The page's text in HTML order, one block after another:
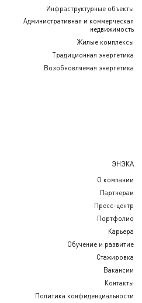
Инфраструктурные объекты
Административная и коммерческая
недвижимость
Жилые комплексы
Традиционная энергетика
Возобновляемая энергетика
ЭНЭКА
О компании
Партнерам
Пресс-центр
Портфолио
Карьера
Обучение и развитие
Стажировка
Вакансии
Контакты
Политика конфиденциальности